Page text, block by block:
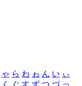
ゃ ら わ ゎ ん い ぃ